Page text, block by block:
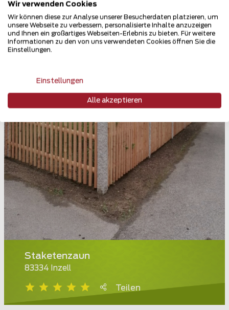
Staketenzaun
83334 Inzell
Teilen
Wir verwenden Cookies
Wir können diese zur Analyse unserer Besucherdaten platzieren, um
unsere Webseite zu verbessern, personalisierte Inhalte anzuzeigen
und Ihnen ein großartiges Webseiten-Erlebnis zu bieten. Für weitere
Informationen zu den von uns verwendeten Cookies öffnen Sie die
Einstellungen.
Einstellungen
Alle akzeptieren